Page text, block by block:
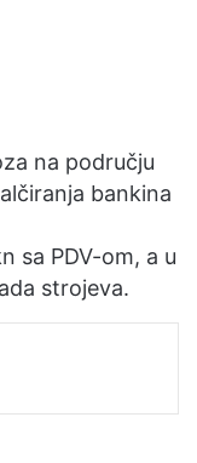
na području
bankina
sa PDV-om, a u
strojeva.